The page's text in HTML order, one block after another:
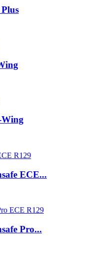
Wing
ECE...
Pro...